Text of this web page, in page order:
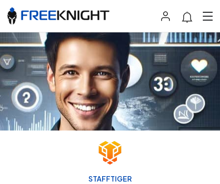
STAFFTIGER